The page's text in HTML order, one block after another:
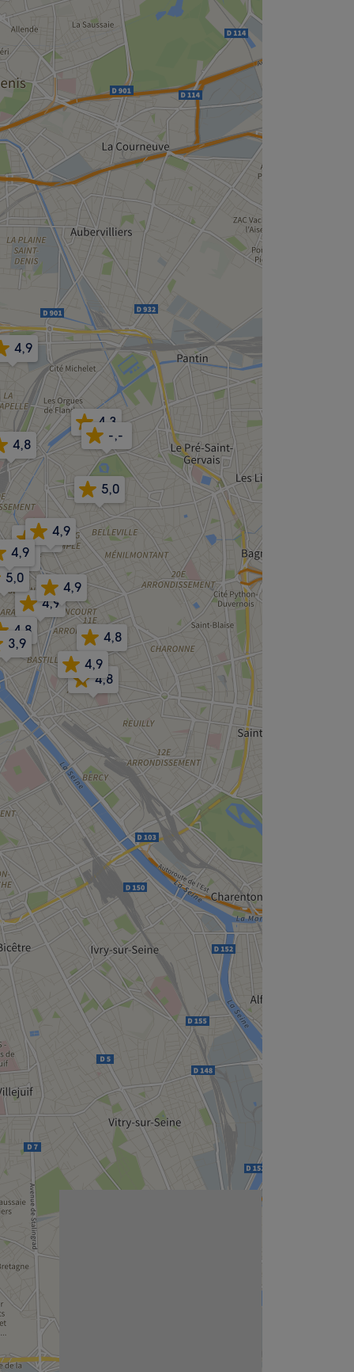
4,3
4,9
4,5
5,0
5,0
4,9
4,8 4,8
4,9
5,0
4,8
4,8
4,9
4,9
4,9
3,9
-,-